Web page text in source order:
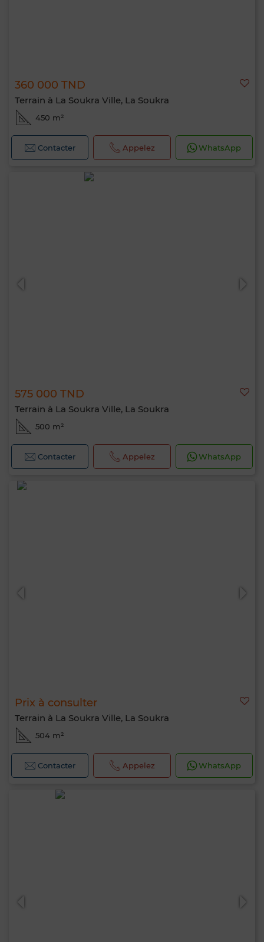
360 000 TND
Terrain à La Soukra Ville, La Soukra
450 m²
Contacter Appelez WhatsApp
575 000 TND
Terrain à La Soukra Ville, La Soukra
500 m²
Contacter Appelez WhatsApp
Prix à consulter
Terrain à La Soukra Ville, La Soukra
504 m²
Contacter Appelez WhatsApp